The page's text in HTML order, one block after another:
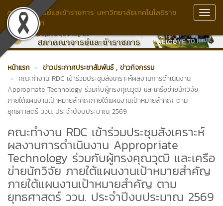
สภาคณาจารย์และข้าราชการ มหาวิทยาลัยเทคโนโลยีราช
มงคลล้านนา
หน้าแรก ข่าวประกาศประชาสัมพันธ์ , ข่าวกิจกรรม
คณะทำงาน RDC เข้าร่วมประชุมสังเคราะห์ผลงานการดำเนินงาน
Appropriate Technology ร่วมกับผู้ทรงคุณวุฒิ และเครือข่ายนักวิจัย
ภายใต้แผนงานเป้าหมายสำคัญภายใต้แผนงานเป้าหมายสำคัญ ตาม
ยุทธศาสตร์ ววน. ประจำปีงบประมาณ 2569
คณะทำงาน RDC เข้าร่วมประชุมสังเคราะห์
ผลงานการดำเนินงาน Appropriate
Technology ร่วมกับผู้ทรงคุณวุฒิ และเครือ
ข่ายนักวิจัย ภายใต้แผนงานเป้าหมายสำคัญ
ภายใต้แผนงานเป้าหมายสำคัญ ตาม
ยุทธศาสตร์ ววน. ประจำปีงบประมาณ 2569